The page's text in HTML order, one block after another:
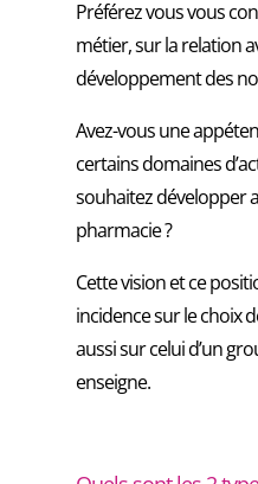
Préférez vous vous
métier, sur la relation
développement des
Avez-vous une
certains domaines
souhaitez développer
pharmacie ?
Cette vision et ce
incidence sur le choix
aussi sur celui d’un
enseigne.